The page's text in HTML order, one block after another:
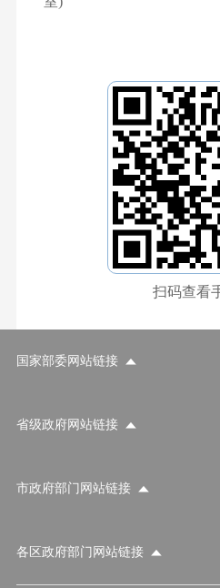
扫码查看
国家部委网站链接
省级政府网站链接
市政府部门网站链接
各区政府部门网站链接
国家部委网站